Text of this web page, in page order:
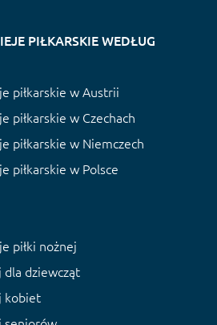
PIŁKARSKIE WEDŁUG
piłkarskie w Austrii
piłkarskie w Czechach
piłkarskie w Niemczech
piłkarskie w Polsce
piłki nożnej
dla dziewcząt
kobiet